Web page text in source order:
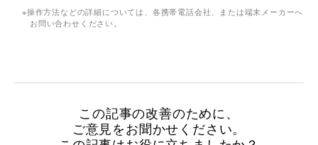
操作方法などの詳細については、各携帯電話会社、または端末メーカーへ
お問い合わせください。
この記事の改善のために、
ご意見をお聞かせください。